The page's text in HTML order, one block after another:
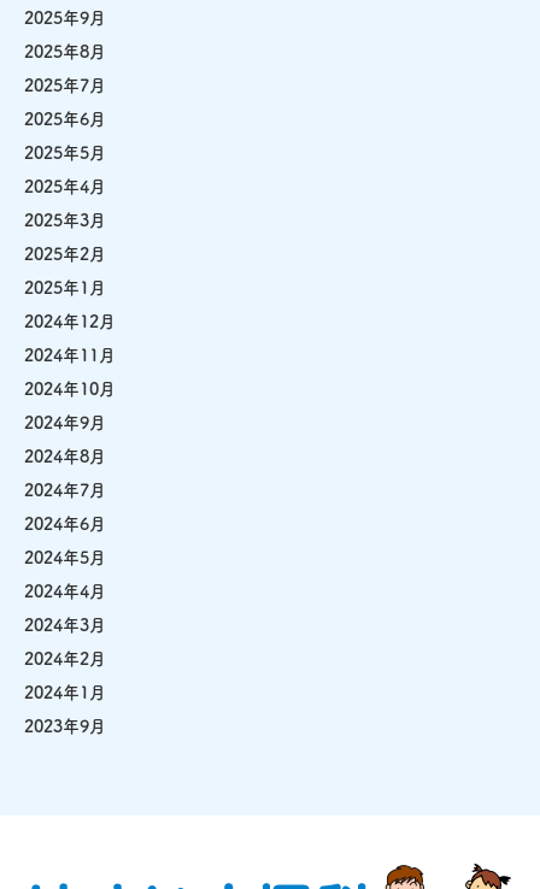
2025年9月
2025年8月
2025年7月
2025年6月
2025年5月
2025年4月
2025年3月
2025年2月
2025年1月
2024年12月
2024年11月
2024年10月
2024年9月
2024年8月
2024年7月
2024年6月
2024年5月
2024年4月
2024年3月
2024年2月
2024年1月
2023年9月